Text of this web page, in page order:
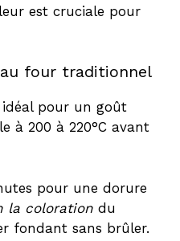
est cruciale pour
four traditionnel
pour un goût
à 200 à 220°C avant
pour une dorure
la coloration du
fondant sans brûler.